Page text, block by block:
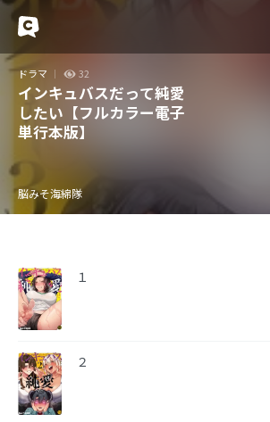
ドラマ 32
インキュバスだって純愛
したい【フルカラー電子
単行本版】
脳みそ海綿隊
１
２